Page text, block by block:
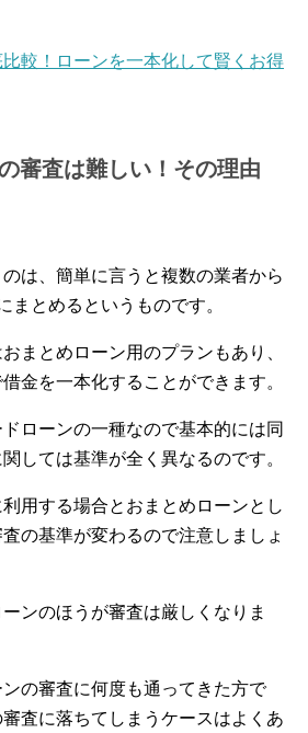
較！ローンを一本化して賢くお得
審査は難しい！その理由
は、簡単に言うと複数の業者から
まとめるというものです。
まとめローン用のプランもあり、
金を一本化することができます。
ローンの一種なので基本的には同
しては基準が全く異なるのです。
用する場合とおまとめローンとし
の基準が変わるので注意しましょ
ンのほうが審査は厳しくなりま
の審査に何度も通ってきた方で
査に落ちてしまうケースはよくあ